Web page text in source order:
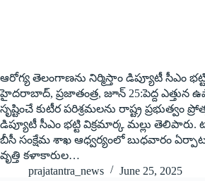
ఆరోగ్య తెలంగాణను నిర్మిస్తాం డిప్యూటీ సీఎం
హైదరాబాద్‌, ప్రజాతంత్ర, జూన్‌ 25:పెద్ద
సృష్టించే కుటీర పరిశ్రమలను రాష్ట్ర ప్రభుత్వం
డిప్యూటీ సీఎం భట్టి విక్రమార్క మల్లు తెలిపారు.
బీసీ సంక్షేమ శాఖ ఆధ్వర్యంలో బుధవారం
వృత్తి కళాకారుల…
prajatantra_news
June 25, 2025